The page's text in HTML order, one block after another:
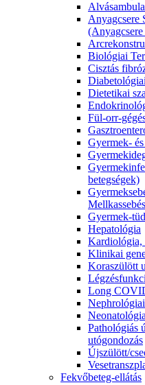
Anyagcsere
Biológiai
Cisztás
Dietetikai
Fül-orr-
Gyermek-
betegségek)
Gyermek-
Hepatológia
Kardiológia,
Klinikai
Koraszülött
Long
Pathológiás
utógondozás
Újszülött/
Fekvőbeteg-ellátás